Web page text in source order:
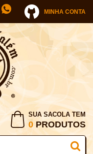
MINHA CONTA
SUA SACOLA TEM
0 PRODUTOS